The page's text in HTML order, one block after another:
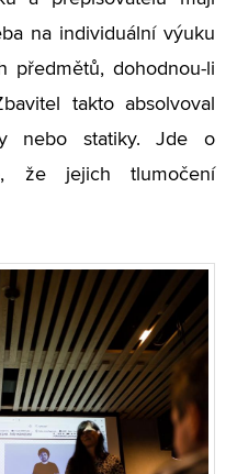
na individuální výuku
předmětů, dohodnou-li
takto absolvoval
nebo statiky. Jde o
že jejich tlumočení